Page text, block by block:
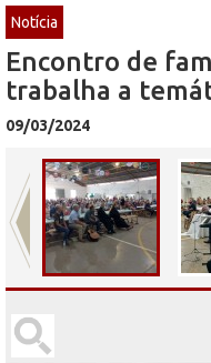
Notícia
Encontro de
trabalha a
09/03/2024